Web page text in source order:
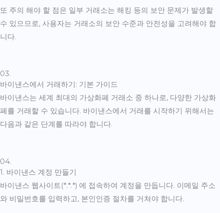
또 주의 해야 할 점은 일부 거래소는 해킹 등의 보안 문제가 발생할
수 있으므로, 사용자는 거래소의 보안 수준과 안전성을 고려해야 합
니다.
03.
바이낸스에서 거래하기: 기본 가이드
바이낸스는 세계 최대의 가상화폐 거래소 중 하나로, 다양한 가상화
폐를 거래할 수 있습니다. 바이낸스에서 거래를 시작하기 위해서는
다음과 같은 단계를 따라야 합니다.
04.
1. 바이낸스 계정 만들기
바이낸스 웹사이트(*.*.*) 에 접속하여 계정을 만듭니다. 이메일 주소
와 비밀번호를 입력하고, 본인인증 절차를 거쳐야 합니다.